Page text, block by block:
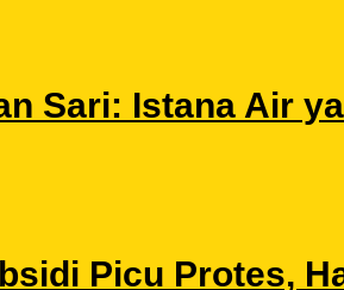
Sari: Istana Air
Picu Protes,